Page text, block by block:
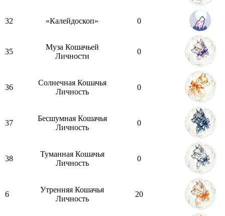
32 «Калейдоскоп» 0
35
Муза Кошачьей
Личности
0
36
Солнечная Кошачья
Личность
0
37
Бесшумная Кошачья
Личность
0
38
Туманная Кошачья
Личность
0
6
Утренняя Кошачья
Личность
20